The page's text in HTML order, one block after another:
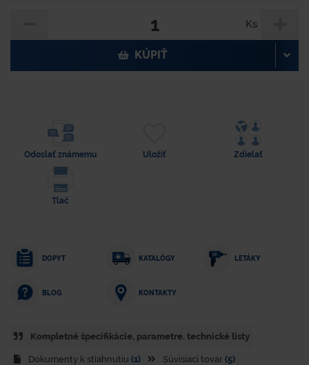
Ks
KÚPIŤ
Odoslať známemu Uložiť Zdielať
Tlač
DOPYT KATALÓGY LETÁKY
BLOG KONTAKTY
Kompletné špecifikácie, parametre. technické listy
Dokumenty k stiahnutiu (1) Súvisiaci tovar (5)